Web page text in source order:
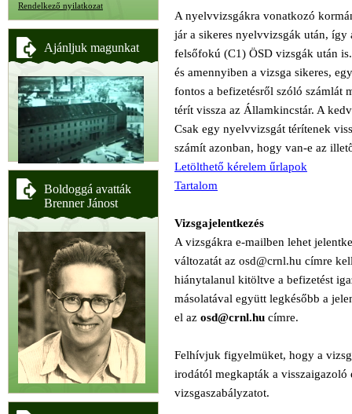
Rendelkező nyilatkozat
Ajánljuk magunkat
Boldoggá avatták
Brenner Jánost
A nyelvvizsgákra vonatkozó
jár a sikeres nyelvvizsgák után,
felsőfokú (C1) ÖSD vizsgák után
és amennyiben a vizsga sikeres,
fontos a befizetésről szóló számlát
térít vissza az Államkincstár. A
Csak egy nyelvvizsgát térítenek
számít azonban, hogy van-e az
Letölthető kérelem űrlapok
Tartalom
Vizsgajelentkezés
A vizsgákra e-mailben lehet
változatát az osd@crnl.hu címre
hiánytalanul kitöltve a befizetést
másolatával együtt legkésőbb a
el az osd@crnl.hu címre.
Felhívjuk figyelmüket, hogy a
irodától megkapták a visszaigazoló
vizsgaszabályzatot.